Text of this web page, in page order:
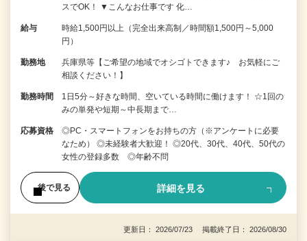
スでOK！ ▼こんなお仕事です 化…
給与
時給1,500円以上（完全出来高制／時間額1,500円～5,000
円）
勤務地
兵庫県等【ご希望の地域でオシゴトできます♪ お気軽にご
相談ください！】
勤務時間
1日5分～好きな時間、空いている時間に働けます！ ☆1回の
みの単発や短期～中長期まで…
応募資格
◎PC・スマートフォンをお持ちの方（※アンケートに必要
なため） ◎未経験者大歓迎！ ◎20代、30代、40代、50代の
女性の登録多数 ◎年齢不問
後で見る 詳細を見る
更新日： 2026/07/23 掲載終了日： 2026/08/30